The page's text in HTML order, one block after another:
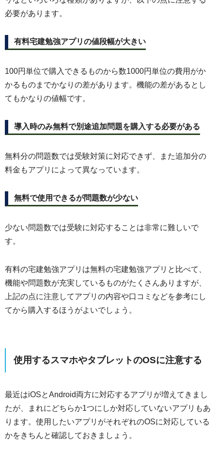
必要があります。
有料宅建勉強アプリの値段幅が大きい
100円単位で購入できるものから数1000円単位の費用がか
かるものまでかなりの差があります。機能の差があるとし
てもかなりの値幅です。
導入時のみ無料で別途追加問題を購入する必要がある
無料分の問題数では受験対策に対応できず、また追加分の
料金もアプリによって異なっています。
無料で使用できるが問題数が少ない
少ない問題数では受験に対応することは非常に難しいで
す。
有料の宅建勉強アプリは無料の宅建勉強アプリと比べて、
機能や問題数が充実しているものがたくさんありますが、
上記の点に注意してアプリの内容や口コミなどを参考にし
てから購入するほうがよいでしょう。
使用するスマホやタブレットのOSに注意する
最近はiOSとAndroid両方に対応するアプリが増えてきまし
たが、まれにどちらか1つにしか対応していないアプリもあ
ります。使用したいアプリがそれぞれのOSに対応している
かをきちんと確認しておきましょう。